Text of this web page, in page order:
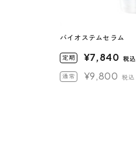
バイオステムセラム
定期 ¥7,840 税込
通常 ¥9,800 税込